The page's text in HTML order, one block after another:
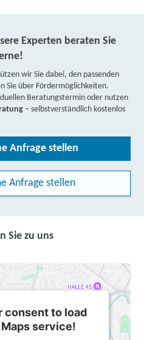
Experten beraten Sie
wir Sie dabei, den passenden
Sie über Fördermöglichkeiten.
Beratungstermin oder nutzen
– selbstverständlich kostenlos
Anfrage stellen
Anfrage stellen
Sie zu uns
consent to load
service!